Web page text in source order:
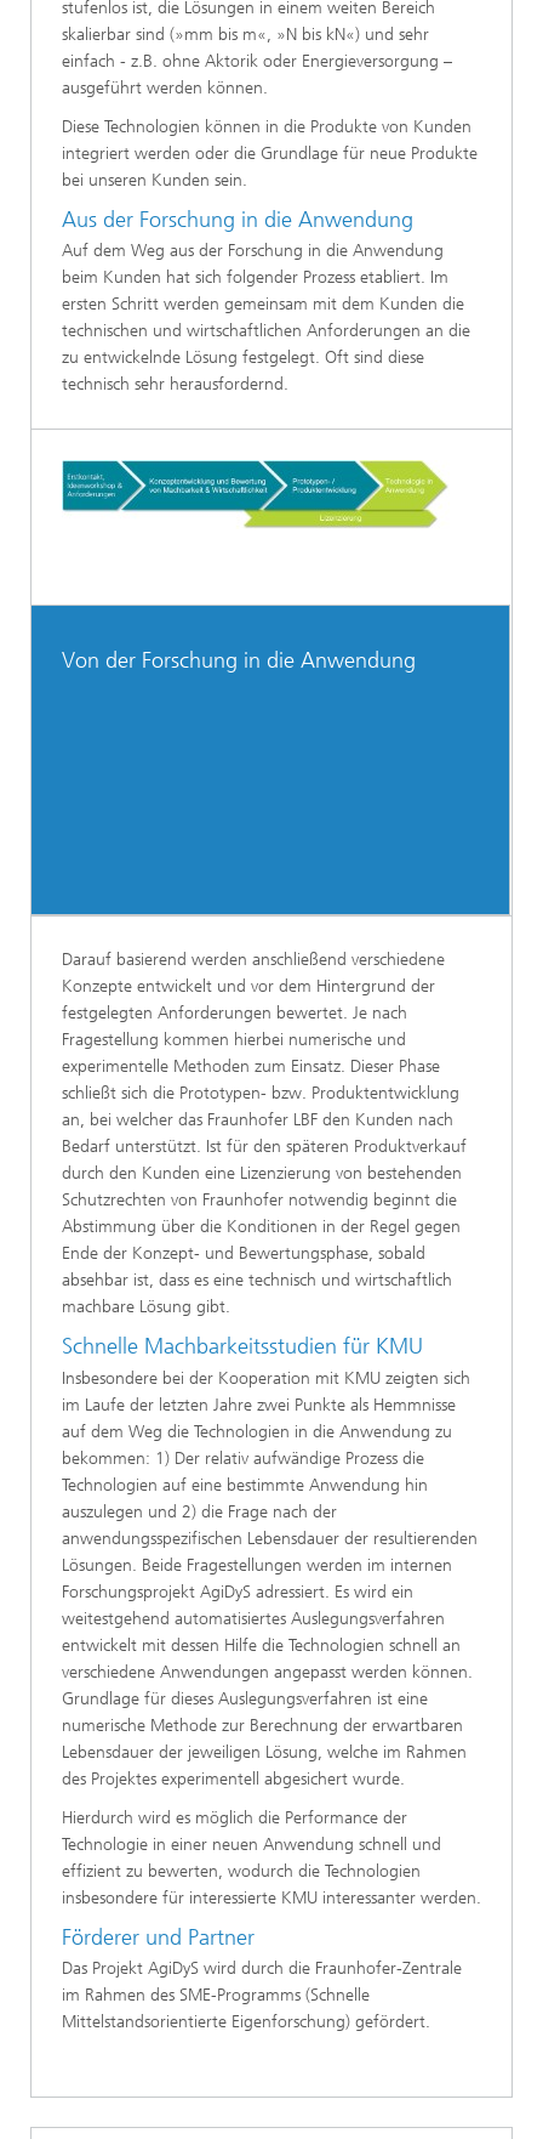
stufenlos ist, die Lösungen in einem weiten Bereich
skalierbar sind (»mm bis m«, »N bis kN«) und sehr
einfach - z.B. ohne Aktorik oder Energieversorgung –
ausgeführt werden können.
Diese Technologien können in die Produkte von Kunden
integriert werden oder die Grundlage für neue Produkte
bei unseren Kunden sein.
Aus der Forschung in die Anwendung
Auf dem Weg aus der Forschung in die Anwendung
beim Kunden hat sich folgender Prozess etabliert. Im
ersten Schritt werden gemeinsam mit dem Kunden die
technischen und wirtschaftlichen Anforderungen an die
zu entwickelnde Lösung festgelegt. Oft sind diese
technisch sehr herausfordernd.
Von der Forschung in die Anwendung
Darauf basierend werden anschließend verschiedene
Konzepte entwickelt und vor dem Hintergrund der
festgelegten Anforderungen bewertet. Je nach
Fragestellung kommen hierbei numerische und
experimentelle Methoden zum Einsatz. Dieser Phase
schließt sich die Prototypen- bzw. Produktentwicklung
an, bei welcher das Fraunhofer LBF den Kunden nach
Bedarf unterstützt. Ist für den späteren Produktverkauf
durch den Kunden eine Lizenzierung von bestehenden
Schutzrechten von Fraunhofer notwendig beginnt die
Abstimmung über die Konditionen in der Regel gegen
Ende der Konzept- und Bewertungsphase, sobald
absehbar ist, dass es eine technisch und wirtschaftlich
machbare Lösung gibt.
Schnelle Machbarkeitsstudien für KMU
Insbesondere bei der Kooperation mit KMU zeigten sich
im Laufe der letzten Jahre zwei Punkte als Hemmnisse
auf dem Weg die Technologien in die Anwendung zu
bekommen: 1) Der relativ aufwändige Prozess die
Technologien auf eine bestimmte Anwendung hin
auszulegen und 2) die Frage nach der
anwendungsspezifischen Lebensdauer der resultierenden
Lösungen. Beide Fragestellungen werden im internen
Forschungsprojekt AgiDyS adressiert. Es wird ein
weitestgehend automatisiertes Auslegungsverfahren
entwickelt mit dessen Hilfe die Technologien schnell an
verschiedene Anwendungen angepasst werden können.
Grundlage für dieses Auslegungsverfahren ist eine
numerische Methode zur Berechnung der erwartbaren
Lebensdauer der jeweiligen Lösung, welche im Rahmen
des Projektes experimentell abgesichert wurde.
Hierdurch wird es möglich die Performance der
Technologie in einer neuen Anwendung schnell und
effizient zu bewerten, wodurch die Technologien
insbesondere für interessierte KMU interessanter werden.
Förderer und Partner
Das Projekt AgiDyS wird durch die Fraunhofer-Zentrale
im Rahmen des SME-Programms (Schnelle
Mittelstandsorientierte Eigenforschung) gefördert.